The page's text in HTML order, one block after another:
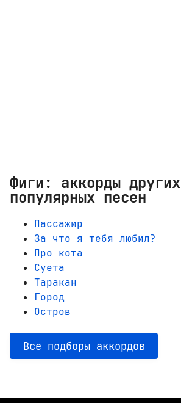
Фиги: аккорды других
популярных песен
Пассажир
За что я тебя любил?
Про кота
Суета
Таракан
Город
Остров
Все подборы аккордов